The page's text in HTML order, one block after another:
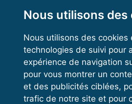
Nous utilisons des
Nous utilisons des cookies
technologies de suivi pour
expérience de navigation
pour vous montrer un
et des publicités ciblées,
trafic de notre site et pour
Kettlebell
VOS
Espace
Espace